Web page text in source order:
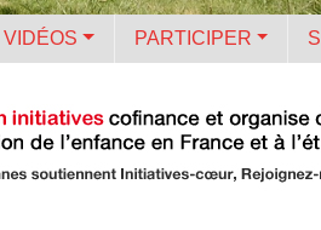
PARTICIPER